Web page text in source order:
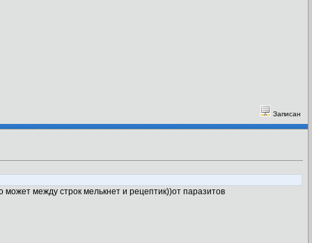
Записан
между строк мелькнет и рецептик))от паразитов